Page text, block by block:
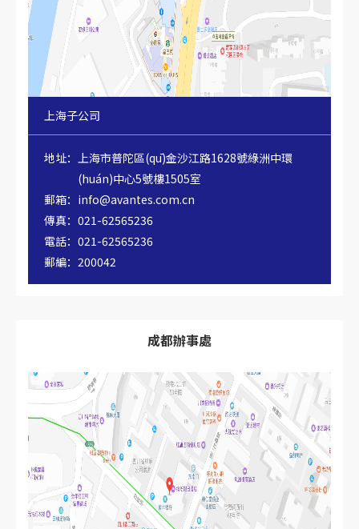
上海子公司
地址：
上海市普陀區(qū)金沙江路1628號綠洲中環
(huán)中心5號樓1505室
郵箱： info@avantes.com.cn
傳真： 021-62565236
電話： 021-62565236
郵編： 200042
成都辦事處